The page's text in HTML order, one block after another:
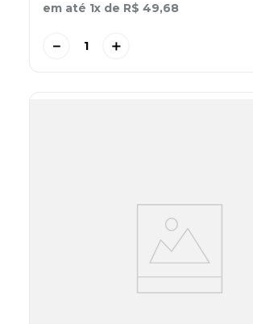
em até 1x de R$ 49,68
＋
－